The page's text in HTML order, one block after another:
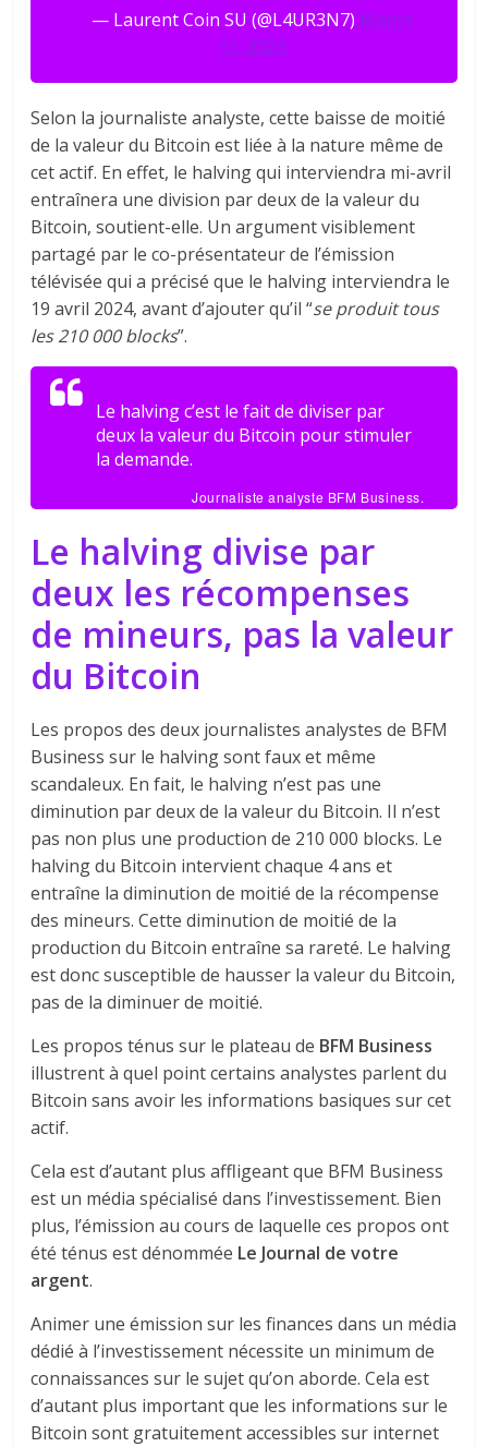
— Laurent Coin SU (@L4UR3N7) March
11, 2024
Selon la journaliste analyste, cette baisse de moitié
de la valeur du Bitcoin est liée à la nature même de
cet actif. En effet, le halving qui interviendra mi-avril
entraînera une division par deux de la valeur du
Bitcoin, soutient-elle. Un argument visiblement
partagé par le co-présentateur de l’émission
télévisée qui a précisé que le halving interviendra le
19 avril 2024, avant d’ajouter qu’il “se produit tous
les 210 000 blocks”.
Le halving c’est le fait de diviser par
deux la valeur du Bitcoin pour stimuler
la demande.
Journaliste analyste BFM Business.
Le halving divise par
deux les récompenses
de mineurs, pas la valeur
du Bitcoin
Les propos des deux journalistes analystes de BFM
Business sur le halving sont faux et même
scandaleux. En fait, le halving n’est pas une
diminution par deux de la valeur du Bitcoin. Il n’est
pas non plus une production de 210 000 blocks. Le
halving du Bitcoin intervient chaque 4 ans et
entraîne la diminution de moitié de la récompense
des mineurs. Cette diminution de moitié de la
production du Bitcoin entraîne sa rareté. Le halving
est donc susceptible de hausser la valeur du Bitcoin,
pas de la diminuer de moitié.
Les propos ténus sur le plateau de BFM Business
illustrent à quel point certains analystes parlent du
Bitcoin sans avoir les informations basiques sur cet
actif.
Cela est d’autant plus affligeant que BFM Business
est un média spécialisé dans l’investissement. Bien
plus, l’émission au cours de laquelle ces propos ont
été ténus est dénommée Le Journal de votre
argent.
Animer une émission sur les finances dans un média
dédié à l’investissement nécessite un minimum de
connaissances sur le sujet qu’on aborde. Cela est
d’autant plus important que les informations sur le
Bitcoin sont gratuitement accessibles sur internet